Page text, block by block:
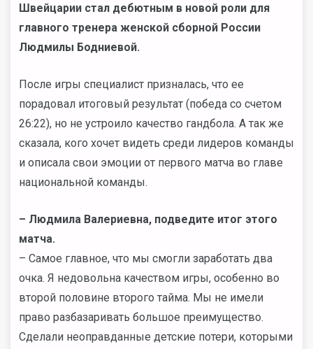
Швейцарии стал дебютным в новой роли для
главного тренера женской сборной России
Людмилы Бодниевой.
После игры специалист призналась, что ее
порадовал итоговый результат (победа со счетом
26:22), но не устроило качество гандбола. А так же
сказала, кого хочет видеть среди лидеров команды
и описала свои эмоции от первого матча во главе
национальной команды.
– Людмила Валериевна, подведите итог этого
матча.
– Самое главное, что мы смогли заработать два
очка. Я недовольна качеством игры, особенно во
второй половине второго тайма. Мы не имели
право разбазаривать большое преимущество.
Сделали неоправданные детские потери, которыми